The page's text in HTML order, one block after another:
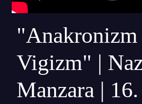
Vigizm" |
Manzara | 16.